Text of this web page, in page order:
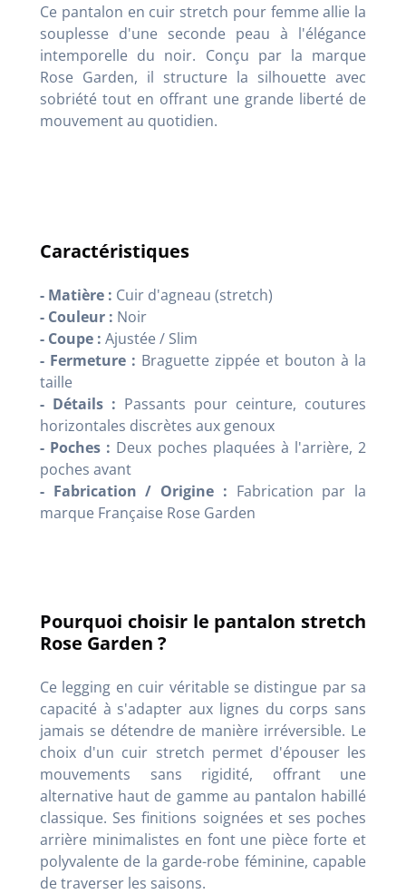
Ce pantalon en cuir stretch pour femme allie la
souplesse d'une seconde peau à l'élégance
intemporelle du noir. Conçu par la marque
Rose Garden, il structure la silhouette avec
sobriété tout en offrant une grande liberté de
mouvement au quotidien.
Caractéristiques
- Matière : Cuir d'agneau (stretch)
- Couleur : Noir
- Coupe : Ajustée / Slim
- Fermeture : Braguette zippée et bouton à la
taille
- Détails : Passants pour ceinture, coutures
horizontales discrètes aux genoux
- Poches : Deux poches plaquées à l'arrière, 2
poches avant
- Fabrication / Origine : Fabrication par la
marque Française Rose Garden
Pourquoi choisir le pantalon stretch
Rose Garden ?
Ce legging en cuir véritable se distingue par sa
capacité à s'adapter aux lignes du corps sans
jamais se détendre de manière irréversible. Le
choix d'un cuir stretch permet d'épouser les
mouvements sans rigidité, offrant une
alternative haut de gamme au pantalon habillé
classique. Ses finitions soignées et ses poches
arrière minimalistes en font une pièce forte et
polyvalente de la garde-robe féminine, capable
de traverser les saisons.